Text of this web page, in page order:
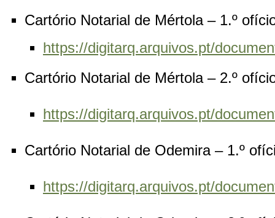
Cartório Notarial de Mértola – 1.º
https://digitarq.arquivos.pt/
Cartório Notarial de Mértola – 2.º
https://digitarq.arquivos.pt/
Cartório Notarial de Odemira – 1.º
https://digitarq.arquivos.pt/